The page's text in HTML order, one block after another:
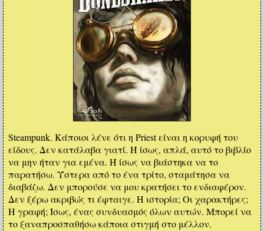
Steampunk. Κάποιοι λένε ότι η Priest είναι η κορυφή του
είδους. Δεν κατάλαβα γιατί. Ή ίσως, απλά, αυτό το βιβλίο
να μην ήταν για εμένα. Ή ίσως να βιάστηκα να το
παρατήσω. Ύστερα από το ένα τρίτο, σταμάτησα να
διαβάζω. Δεν μπορούσε να μου κρατήσει το ενδιαφέρον.
Δεν ξέρω ακριβώς τι έφταιγε. Η ιστορία; Οι χαρακτήρες;
Η γραφή; Ίσως, ένας συνδυασμός όλων αυτών. Μπορεί να
το ξαναπροσπαθήσω κάποια στιγμή στο μέλλον.